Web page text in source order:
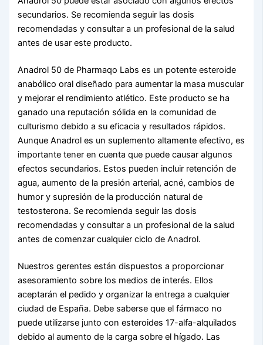
secundarios. Se recomienda seguir las dosis
recomendadas y consultar a un profesional de la salud
antes de usar este producto.
Anadrol 50 de Pharmaqo Labs es un potente esteroide
anabólico oral diseñado para aumentar la masa muscular
y mejorar el rendimiento atlético. Este producto se ha
ganado una reputación sólida en la comunidad de
culturismo debido a su eficacia y resultados rápidos.
Aunque Anadrol es un suplemento altamente efectivo, es
importante tener en cuenta que puede causar algunos
efectos secundarios. Estos pueden incluir retención de
agua, aumento de la presión arterial, acné, cambios de
humor y supresión de la producción natural de
testosterona. Se recomienda seguir las dosis
recomendadas y consultar a un profesional de la salud
antes de comenzar cualquier ciclo de Anadrol.
Nuestros gerentes están dispuestos a proporcionar
asesoramiento sobre los medios de interés. Ellos
aceptarán el pedido y organizar la entrega a cualquier
ciudad de España. Debe saberse que el fármaco no
puede utilizarse junto con esteroides 17-alfa-alquilados
debido al aumento de la carga sobre el hígado. Las